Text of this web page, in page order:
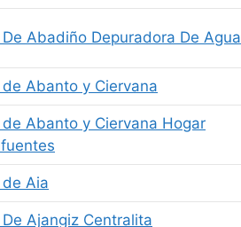
Abadiño Depuradora De Agua
Abanto y Ciervana
Abanto y Ciervana Hogar
Aia
Ajangiz Centralita